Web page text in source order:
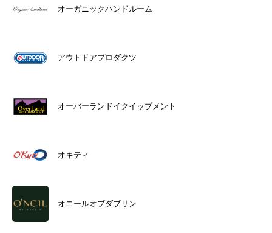
オーガニックハンドルーム
アウトドアプロダクツ
オーバーランドイクイップメント
オキティ
オニールオブダブリン